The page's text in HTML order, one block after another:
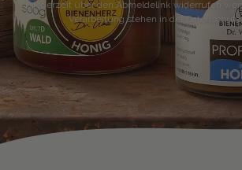
jederzeit über den Abmeldelink widerrufen
Verarbeitung stehen in der